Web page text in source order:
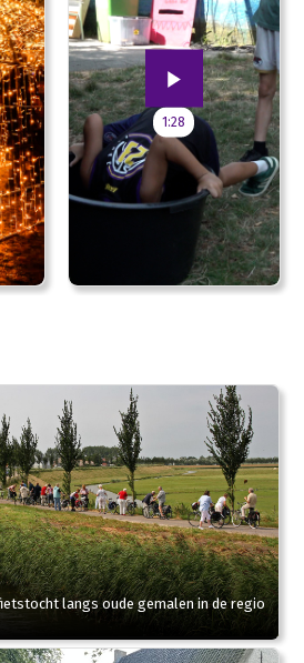
1:28
langs oude gemalen in de regio